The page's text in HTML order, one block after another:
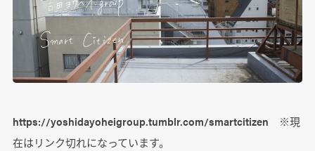
https://yoshidayoheigroup.tumblr.com/smartcitizen ※現
在はリンク切れになっています。